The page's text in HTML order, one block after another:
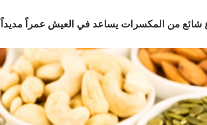
شائع من المكسرات يساعد في العيش عمراً مديداً